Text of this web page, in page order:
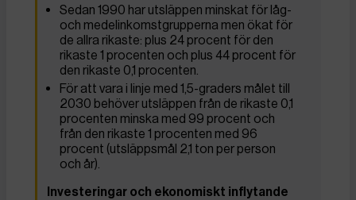
Sedan 1990 har utsläppen minskat för låg-
och medelinkomstgrupperna men ökat för
de allra rikaste: plus 24 procent för den
rikaste 1 procenten och plus 44 procent för
den rikaste 0,1 procenten.
För att vara i linje med 1,5-graders målet till
2030 behöver utsläppen från de rikaste 0,1
procenten minska med 99 procent och
från den rikaste 1 procenten med 96
procent (utsläppsmål 2,1 ton per person
och år).
Investeringar och ekonomiskt inflytande